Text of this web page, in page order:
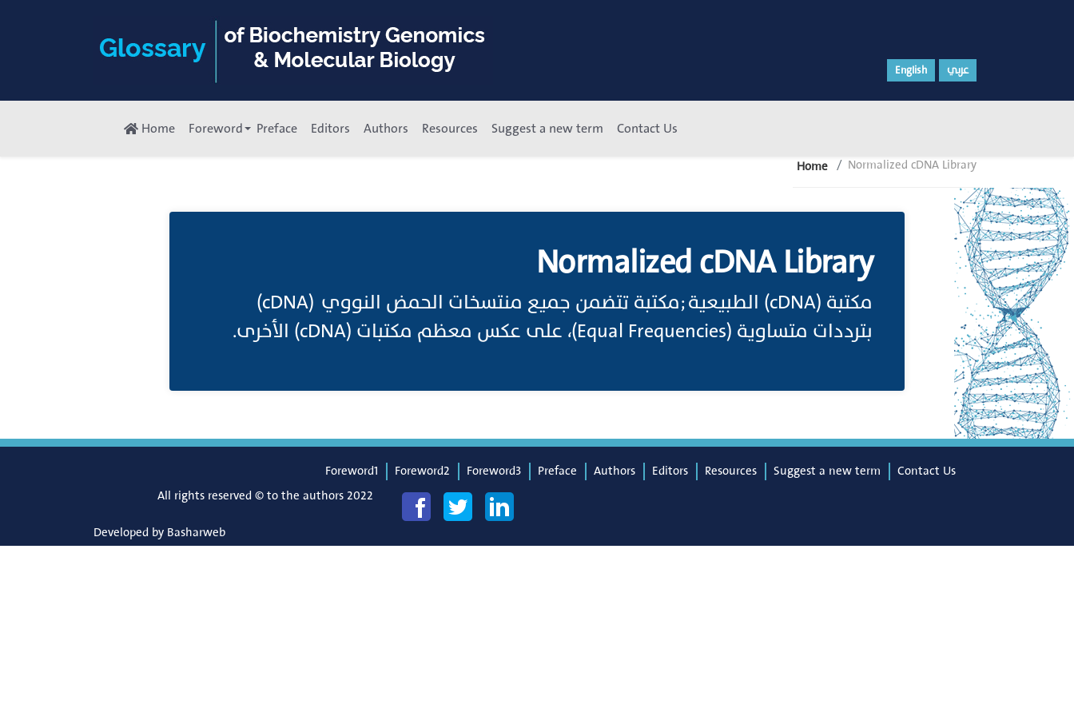
English عربي
Home Foreword Preface Editors Authors Resources Suggest a new term Contact Us
Home Normalized cDNA Library
Normalized cDNA Library
مكتبة (cDNA) الطبيعية ;مكتبة تتضمن جميع منتسخات الحمض النووي (cDNA)
بترددات متساوية (Equal Frequencies)، على عكس معظم مكتبات (cDNA) الأخرى.
Foreword1 Foreword2 Foreword3 Preface Authors Editors Resources Suggest a new term
Contact Us
All rights reserved © to the authors 2022
Developed by Basharweb